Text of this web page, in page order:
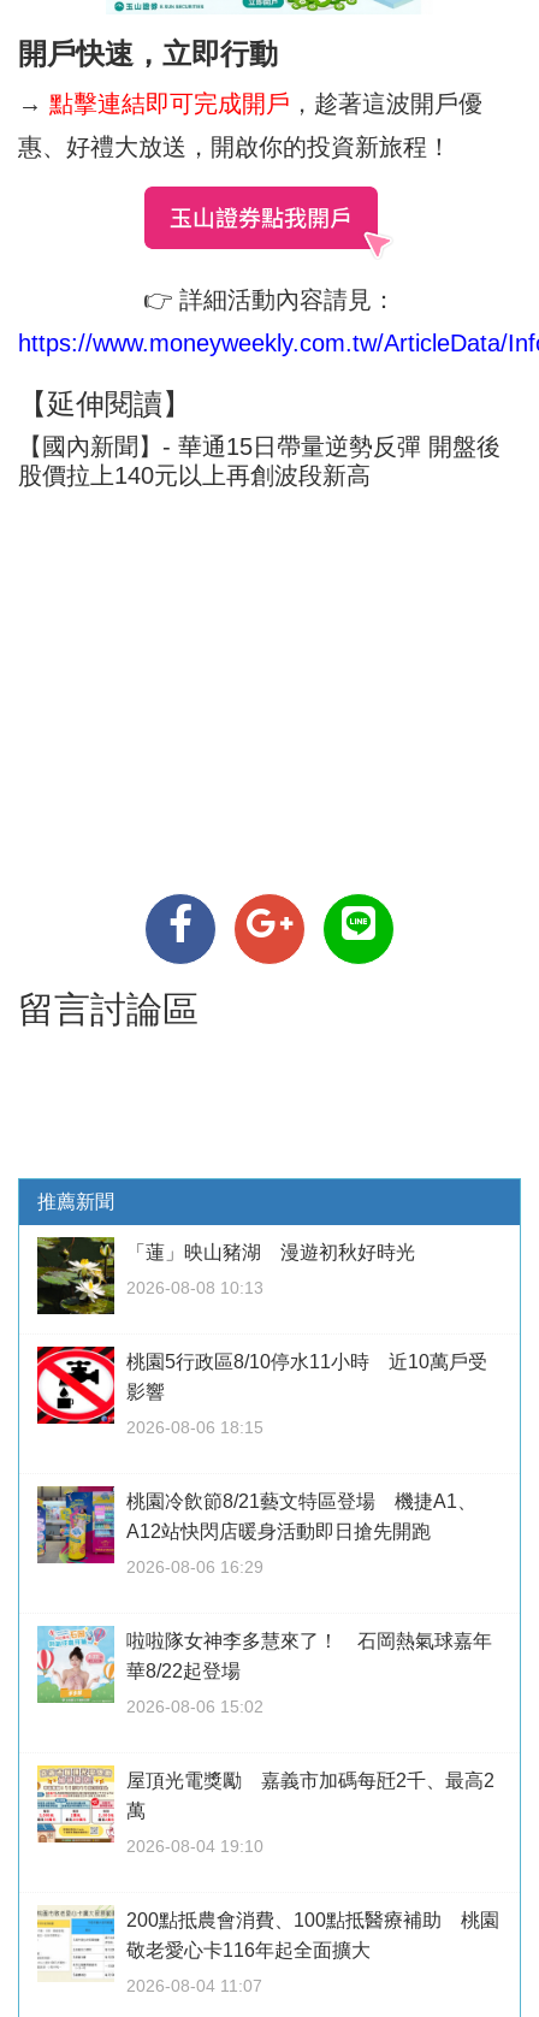
開戶快速，立即行動
→ 點擊連結即可完成開戶 ，趁著這波開戶優
惠、好禮大放送，開啟你的投資新旅程！
👉 詳細活動內容請見：
https://www.moneyweekly.com.tw/ArticleData/
【延伸閱讀】
【國內新聞】- 華通15日帶量逆勢反彈 開盤後
股價拉上140元以上再創波段新高
留言討論區
推薦新聞
「蓮」映山豬湖 漫遊初秋好時光
2026-08-08 10:13
桃園5行政區8/10停水11小時 近10萬戶受
影響
2026-08-06 18:15
桃園冷飲節8/21藝文特區登場 機捷A1、
A12站快閃店暖身活動即日搶先開跑
2026-08-06 16:29
啦啦隊女神李多慧來了！ 石岡熱氣球嘉年
華8/22起登場
2026-08-06 15:02
屋頂光電獎勵 嘉義市加碼每瓩2千、最高2
萬
2026-08-04 19:10
200點抵農會消費、100點抵醫療補助 桃園
敬老愛心卡116年起全面擴大
2026-08-04 11:07